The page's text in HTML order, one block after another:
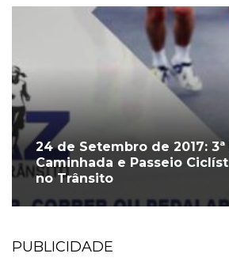
24 de Setembro de 2017:
Caminhada e Passeio
no Trânsito
PUBLICIDADE